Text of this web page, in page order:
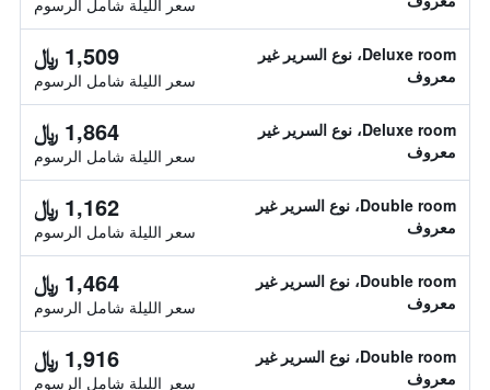
سعر الليلة شامل الرسوم
Deluxe room، نوع السرير غير
معروف
1,509 ﷼
سعر الليلة شامل الرسوم
Deluxe room، نوع السرير غير
معروف
1,864 ﷼
سعر الليلة شامل الرسوم
Double room، نوع السرير غير
معروف
1,162 ﷼
سعر الليلة شامل الرسوم
Double room، نوع السرير غير
معروف
1,464 ﷼
سعر الليلة شامل الرسوم
Double room، نوع السرير غير
معروف
1,916 ﷼
سعر الليلة شامل الرسوم